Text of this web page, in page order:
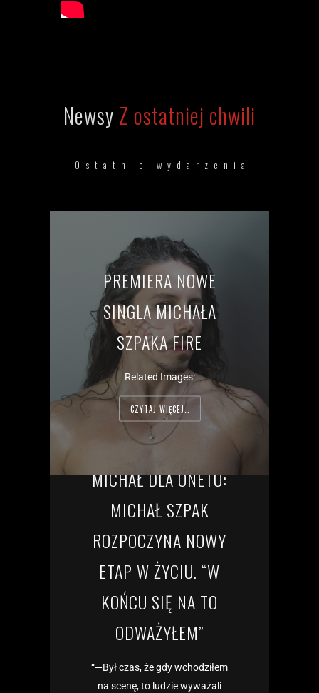
Newsy Z ostatniej chwili
Ostatnie wydarzenia
PREMIERA NOWE
SINGLA MICHAŁA
SZPAKA FIRE
Related Images:
CZYTAJ WIĘCEJ…
MICHAŁ DLA ONETU:
MICHAŁ SZPAK
ROZPOCZYNA NOWY
ETAP W ŻYCIU. “W
KOŃCU SIĘ NA TO
ODWAŻYŁEM”
“—Był czas, że gdy wchodziłem
na scenę, to ludzie wyważali